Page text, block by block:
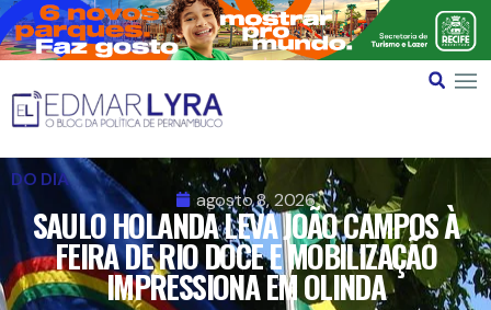
DO DIA
agosto 8, 2026
SAULO HOLANDA LEVA JOÃO CAMPOS À
FEIRA DE RIO DOCE E MOBILIZAÇÃO
IMPRESSIONA EM OLINDA